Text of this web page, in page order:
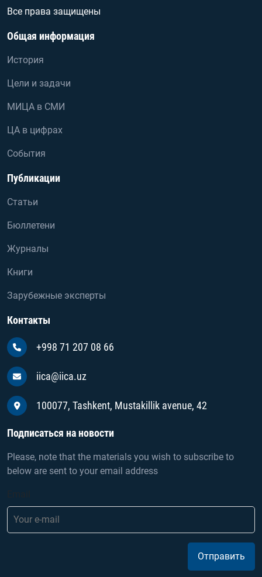
Все права защищены
Общая информация
История
Цели и задачи
МИЦА в СМИ
ЦА в цифрах
События
Публикации
Статьи
Бюллетени
Журналы
Книги
Зарубежные эксперты
Контакты
+998 71 207 08 66
iica@iica.uz
100077, Tashkent, Mustakillik avenue, 42
Подписаться на новости
Please, note that the materials you wish to subscribe to
below are sent to your email address
Отправить